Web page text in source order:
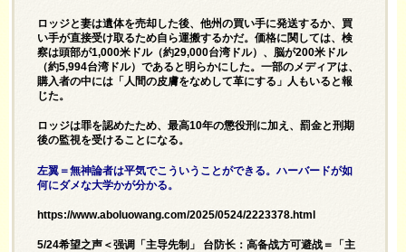
ロッジと妻は遺体を売却した後、他州の買い手に発送するか、買
い手が直接受け取るため自ら運搬するかだ。価格に関しては、検
察は頭部が1,000米ドル（約29,000台湾ドル）、脳が200米ドル
（約5,994台湾ドル）であると明らかにした。一部のメディアは、
購入者の中には「人間の皮膚をなめして革にする」人もいると報
じた。
ロッジは罪を認めたため、最高10年の懲役刑に加え、罰金と刑期
後の監視を受けることになる。
左翼＝無神論者は平気でこういうことができる。ハーバードが如
何にダメな大学かが分かる。
https://www.aboluowang.com/2025/0524/2223378.html
5/24希望之声＜强调「主导先制」 台防长：高备战方可避战＝「主